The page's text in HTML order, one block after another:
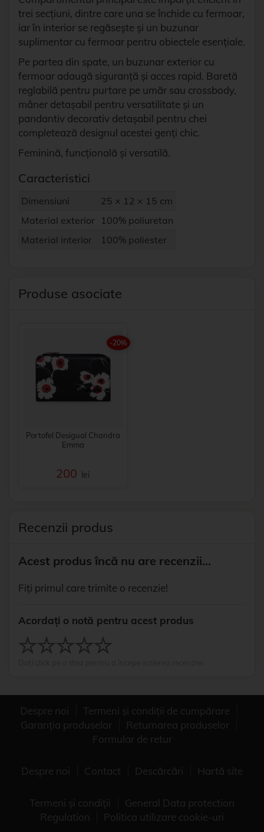
trei secțiuni, dintre care una se închide cu fermoar,
iar în interior se regăsește și un buzunar
suplimentar cu fermoar pentru obiectele esențiale.
Pe partea din spate, un buzunar exterior cu
fermoar adaugă siguranță și acces rapid. Baretă
reglabilă pentru purtare pe umăr sau crossbody,
mâner detașabil pentru versatilitate și un
pandantiv decorativ detașabil pentru chei
completează designul acestei genți chic.
Feminină, funcțională și versatilă.
Caracteristici
Dimensiuni
25 × 12 × 15 cm
Material exterior 100% poliuretan
Material interior
100% poliester
Produse asociate
Portofel Desigual Chandra
Emma
200 lei
-20%
Recenzii produs
Acest produs încă nu are recenzii...
Fiți primul care trimite o recenzie!
Acordați o notă pentru acest produs
Despre noi
Termeni și condiții de cumpărare
Garanția produselor
Returnarea produselor
Formular de retur
Despre noi Contact Descărcări Hartă site
Termeni și condiții
General Data protection
Regulation
Politica utilizare cookie-uri